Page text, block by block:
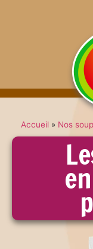
Accueil » Nos